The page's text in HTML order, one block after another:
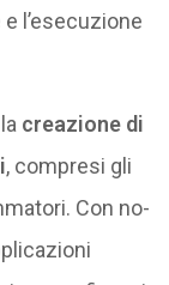
l’esecuzione
creazione di
, compresi gli
Con no-